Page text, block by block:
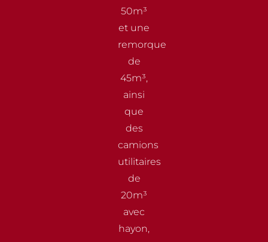
50m³
et une
remorque
de
45m³,
ainsi
que
des
camions
utilitaires
de
20m³
avec
hayon,